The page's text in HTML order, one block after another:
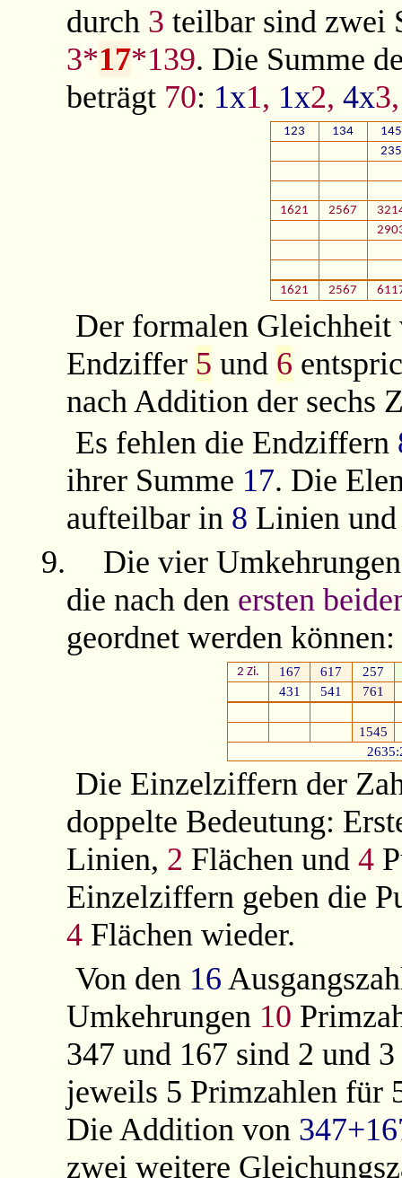
durch 3 teilbar sind zwei
3*17*139. Die Summe
beträgt 70: 1x1, 1x2,4x
123 134
145
235
1621 2567
1621 2567
Der formalen
Endziffer 5 und 6
nach Addition der sechs
Es fehlen die Endziffern
ihrer Summe 17. Die
aufteilbar in 8 Linien
9.
Die vier
die nach den ersten
geordnet werden können:
2 Zi. 167 617
257
431
541 761
1545
Die Einzelziffern der
doppelte Bedeutung:
Linien, 2 Flächen und4
Einzelziffern geben die
4 Flächen wieder.
Von den 16
Umkehrungen 10
347 und 167 sind 2 und
jeweils 5 Primzahlen für
Die Addition von
zwei weitere